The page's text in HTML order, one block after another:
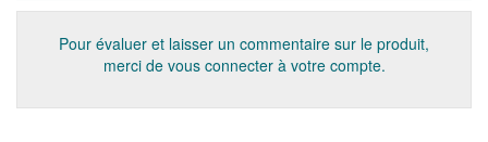
Pour évaluer et laisser un commentaire sur le produit,
merci de vous connecter à votre compte.